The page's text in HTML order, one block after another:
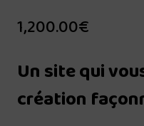
1,200.00€
Un site qui
création